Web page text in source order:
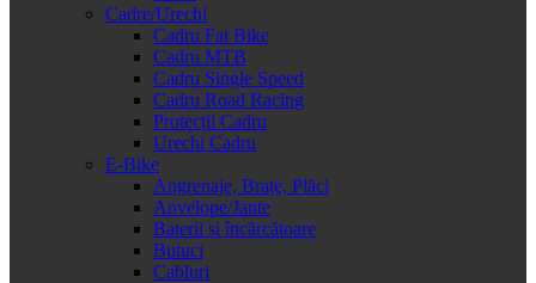
Cadre/Urechi
Cadru Fat Bike
Cadru MTB
Cadru Single Speed
Cadru Road Racing
Protecții Cadru
Urechi Cadru
E-Bike
Angrenaje, Brațe, Plăci
Anvelope/Jante
Baterii și încărcătoare
Butuci
Cabluri